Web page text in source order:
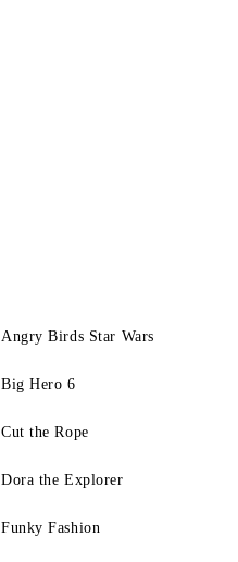
Angry Birds Star Wars
Big Hero 6
Cut the Rope
Dora the Explorer
Funky Fashion